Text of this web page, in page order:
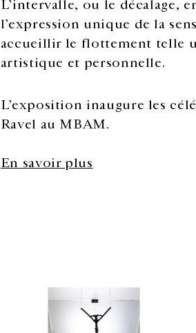
L’intervalle, ou le décalage,
l’expression unique de la
accueillir le flottement telle
artistique et personnelle.
L’exposition inaugure les
Ravel au MBAM.
En savoir plus